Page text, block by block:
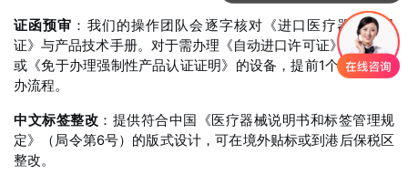
证函预审 ：我们的操作团队会逐字核对《进口医疗器械注册
证》与产品技术手册。对于需办理《自动进口许可证》（O证）
或《免于办理强制性产品认证证明》的设备，提前1个月启动申
办流程。
中文标签整改 ：提供符合中国《医疗器械说明书和标签管理规
定》（局令第6号）的版式设计，可在境外贴标或到港后保税区
整改。